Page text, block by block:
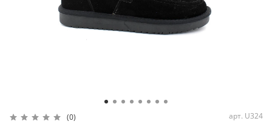
(0) арт. U324